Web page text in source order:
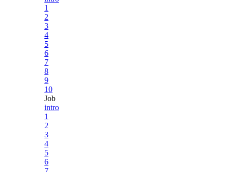
1
2
3
4
5
6
7
8
9
10
Job
intro
1
2
3
4
5
6